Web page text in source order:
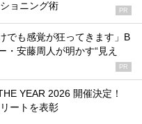
ョニング術 PR
でも感覚が狂ってきます」B
・安藤周人が明かす“見え
PR
YEAR 2026 開催決定！
ートを表彰